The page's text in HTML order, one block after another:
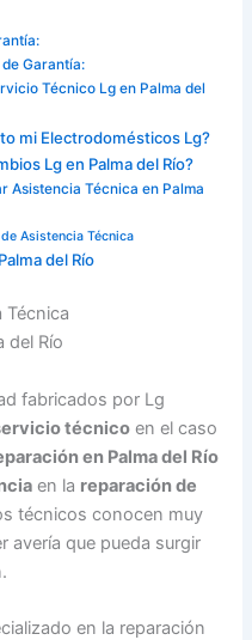
Garantía:
Técnico Lg en Palma del
mi Electrodomésticos Lg?
Lg en Palma del Río?
Asistencia Técnica en Palma
Asistencia Técnica
del Río
fabricados por Lg
técnico en el caso
en Palma del Río
en la reparación de
técnicos conocen muy
avería que pueda surgir
en la reparación